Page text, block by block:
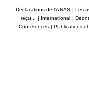
Déclarations de l'ANAS | Les
reçu...
| International |
Conférences | Publications